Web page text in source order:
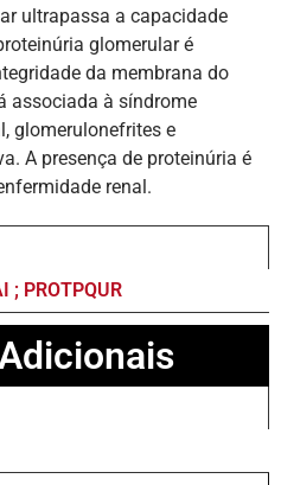
ultrapassa a capacidade
glomerular é
da membrana do
associada à síndrome
glomerulonefrites e
A presença de proteinúria é
renal.
; PROTPQUR